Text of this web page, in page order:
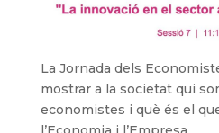
La Jornada dels
mostrar a la societat qui
economistes i què és el